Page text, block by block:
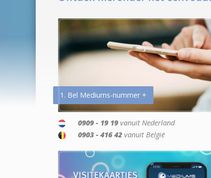
1. Bel Mediums-nummer +
0909 - 19 19 vanuit Nederland
0903 - 416 42 vanuit België